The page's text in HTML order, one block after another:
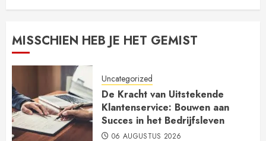
MISSCHIEN HEB JE HET GEMIST
Uncategorized
De Kracht van Uitstekende
Klantenservice: Bouwen aan
Succes in het Bedrijfsleven
06 AUGUSTUS 2026